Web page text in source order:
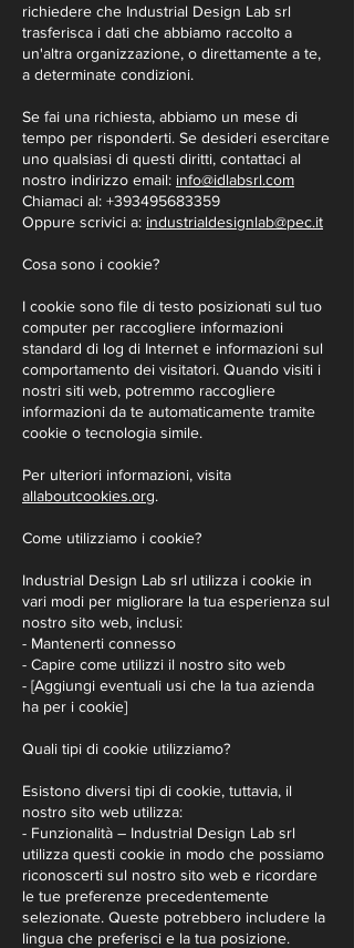
richiedere che Industrial Design Lab srl
trasferisca i dati che abbiamo raccolto a
un'altra organizzazione, o direttamente a te,
a determinate condizioni.
Se fai una richiesta, abbiamo un mese di
tempo per risponderti. Se desideri esercitare
uno qualsiasi di questi diritti, contattaci al
nostro indirizzo email: info@idlabsrl.com
Chiamaci al: +393495683359
Oppure scrivici a: industrialdesignlab@pec.it
Cosa sono i cookie?
I cookie sono file di testo posizionati sul tuo
computer per raccogliere informazioni
standard di log di Internet e informazioni sul
comportamento dei visitatori. Quando visiti i
nostri siti web, potremmo raccogliere
informazioni da te automaticamente tramite
cookie o tecnologia simile.
Per ulteriori informazioni, visita
allaboutcookies.org.
Come utilizziamo i cookie?
Industrial Design Lab srl utilizza i cookie in
vari modi per migliorare la tua esperienza sul
nostro sito web, inclusi:
- Mantenerti connesso
- Capire come utilizzi il nostro sito web
- [Aggiungi eventuali usi che la tua azienda
ha per i cookie]
Quali tipi di cookie utilizziamo?
Esistono diversi tipi di cookie, tuttavia, il
nostro sito web utilizza:
- Funzionalità – Industrial Design Lab srl
utilizza questi cookie in modo che possiamo
riconoscerti sul nostro sito web e ricordare
le tue preferenze precedentemente
selezionate. Queste potrebbero includere la
lingua che preferisci e la tua posizione.